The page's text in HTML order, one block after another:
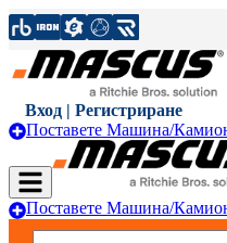
Вход | Регистриране
Поставете Машина/
Поставете Машина/